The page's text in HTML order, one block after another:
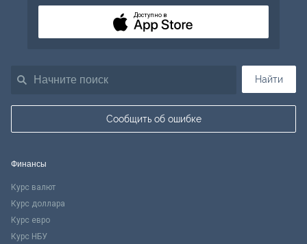
Найти
Сообщить об ошибке
Доступно в
Финансы
Курс валют
Курс доллара
Курс евро
Курс НБУ